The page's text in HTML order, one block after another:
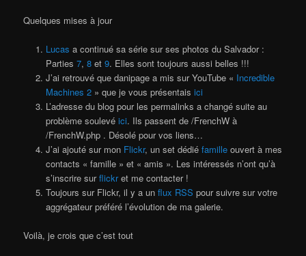
Quelques mises à jour
Lucas a continué sa série sur ses photos du Salvador :
Parties 7, 8et 9. Elles sont toujours aussi belles !!!
J’ai retrouvé que danipage a mis sur YouTube « Incredible
Machines 2» que je vous présentais ici
L’adresse du blog pour les permalinks a changé suite au
problème soulevé ici. Ils passent de /FrenchW à
/FrenchW.php . Désolé pour vos liens…
J’ai ajouté sur mon Flickr, un set dédié familleouvert à mes
contacts « famille » et « amis ». Les intéressés n’ont qu’à
s’inscrire surflickret me contacter !
Toujours sur Flickr, il y a un flux RSS pour suivre sur votre
aggrégateur préféré l’évolution de ma galerie.
Voilà, je crois que c’est tout